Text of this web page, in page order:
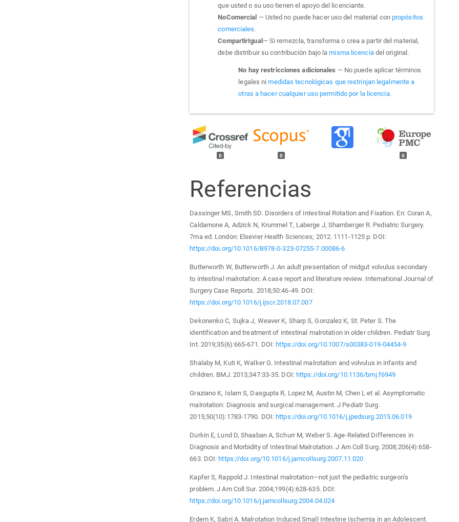
que usted o su uso tienen el apoyo del licenciante.
NoComercial — Usted no puede hacer uso del material con propósitos
comerciales.
CompartirIgual— Si remezcla, transforma o crea a partir del material,
debe distribuir su contribución bajo lamisma licenciadel original.
No hay restricciones adicionales — No puede aplicar términos
legales nimedidas tecnológicas que restrinjan legalmente a
otras a hacer cualquier uso permitido por la licencia.
0 0 0
Referencias
Dassinger MS, Smith SD. Disorders of Intestinal Rotation and Fixation. En: Coran A,
Caldamone A, Adzick N, Krummel T, Laberge J, Shamberger R. Pediatric Surgery.
7ma ed. London: Elsevier Health Sciences; 2012. 1111-1125 p. DOI:
https://doi.org/10.1016/B978-0-323-07255-7.00086-6
Butterworth W, Butterworth J. An adult presentation of midgut volvulus secondary
to intestinal malrotation: A case report and literature review. International Journal of
Surgery Case Reports. 2018;50:46-49. DOI:
https://doi.org/10.1016/j.ijscr.2018.07.007
Dekonenko C, Sujka J, Weaver K, Sharp S, Gonzalez K, St. Peter S. The
identification and treatment of intestinal malrotation in older children. Pediatr Surg
Int. 2019;35(6):665-671. DOI: https://doi.org/10.1007/s00383-019-04454-9
Shalaby M, Kuti K, Walker G. Intestinal malrotation and volvulus in infants and
children. BMJ. 2013;347:33-35. DOI: https://doi.org/10.1136/bmj.f6949
Graziano K, Islam S, Dasgupta R, Lopez M, Austin M, Chen L et al. Asymptomatic
malrotation: Diagnosis and surgical management. J Pediatr Surg.
2015;50(10):1783-1790. DOI: https://doi.org/10.1016/j.jpedsurg.2015.06.019
Durkin E, Lund D, Shaaban A, Schurr M, Weber S. Age-Related Differences in
Diagnosis and Morbidity of Intestinal Malrotation. J Am Coll Surg. 2008;206(4):658-
663. DOI: https://doi.org/10.1016/j.jamcollsurg.2007.11.020
Kapfer S, Rappold J. Intestinal malrotation—not just the pediatric surgeon’s
problem. J Am Coll Sur. 2004;199(4):628-635. DOI:
https://doi.org/10.1016/j.jamcollsurg.2004.04.024
Erdem K, Sabri A. Malrotation Induced Small Intestine Ischemia in an Adolescent.